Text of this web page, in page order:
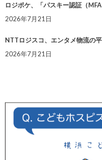
ロジポケ、「パスキー認証（
2026年7月21日
NTTロジスコ、エンタメ物流の
2026年7月21日